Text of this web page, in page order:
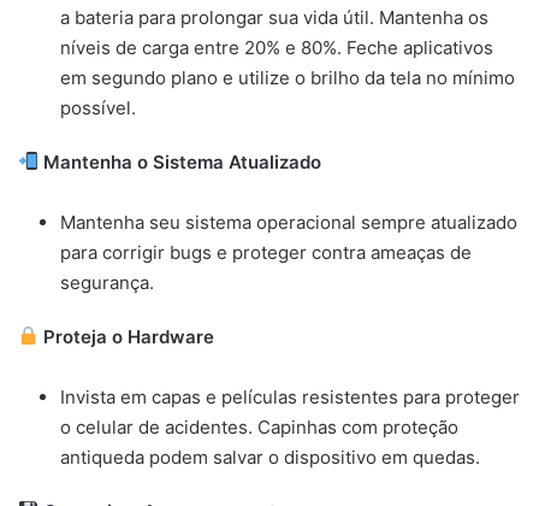
a bateria para prolongar sua vida útil. Mantenha os
níveis de carga entre 20% e 80%. Feche aplicativos
em segundo plano e utilize o brilho da tela no mínimo
possível.
Mantenha o Sistema Atualizado
Mantenha seu sistema operacional sempre atualizado
para corrigir bugs e proteger contra ameaças de
segurança.
Proteja o Hardware
Invista em capas e películas resistentes para proteger
o celular de acidentes. Capinhas com proteção
antiqueda podem salvar o dispositivo em quedas.